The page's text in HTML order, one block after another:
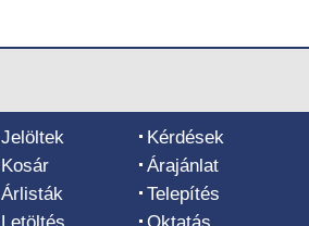
Jelöltek
Kosár
Árlisták
Kérdések
Árajánlat
Telepítés